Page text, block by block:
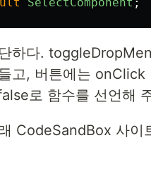
하다.
고, 버튼에는
로 함수를 선언해
CodeSandBox 사이